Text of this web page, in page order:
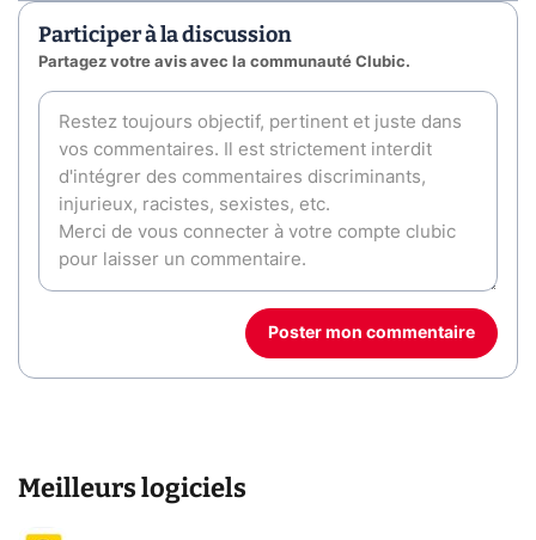
Participer à la discussion
Partagez votre avis avec la communauté Clubic.
Poster mon commentaire
Meilleurs logiciels